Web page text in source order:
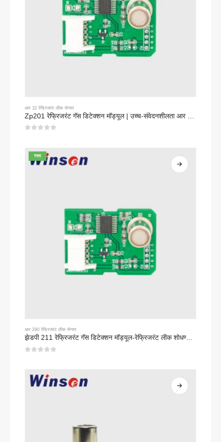
आर 32 रेफ्रिजरंट लीक सेन्सर
गरम
आर 290 रेफ्रिजरंट लीक सेन्सर
झेडपी 211 रेफ्रिजरंट गॅस डिटेक्शन मॉड्यूल-रेफ्रिजरंट लीक शोधण्यासाठी उच्च-संवेदनशीलता सेन्सर